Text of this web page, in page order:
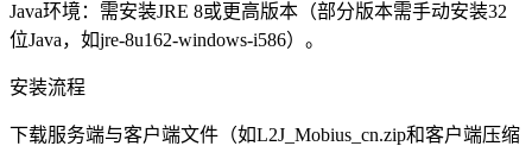
Java环境：需安装JRE 8或更高版本（部分版本需手动安装32
位Java，如jre-8u162-windows-i586）。
安装流程
下载服务端与客户端文件（如L2J_Mobius_cn.zip和客户端压缩